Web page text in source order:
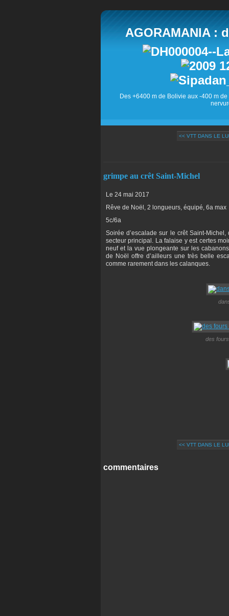
AGORAMANIA :
Des +6400 m de Bolivie aux -400 m
<< VTT DANS LE
grimpe au crêt Saint-Michel
Le 24 mai 2017
Rêve de Noël, 2 longueurs, équipé, 6a max
5c/6a
Soirée d’escalade sur le crêt Saint-
secteur principal. La falaise y est certes
neuf et la vue plongeante sur les
de Noël offre d’ailleurs une très belle
comme rarement dans les calanques.
des
<< VTT DANS LE
commentaires